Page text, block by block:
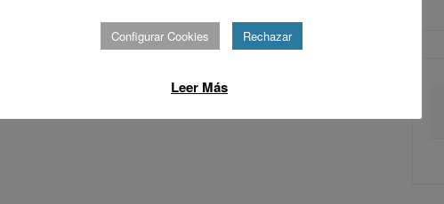
comentar
Configurar Cookies Rechazar
Leer Más